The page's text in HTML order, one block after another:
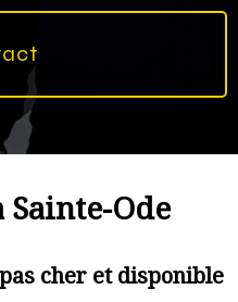
Ode
cher et disponible